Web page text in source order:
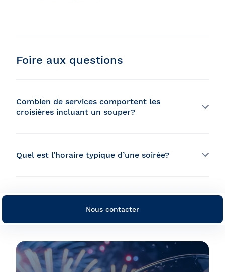
Foire aux questions
Combien de services comportent les
croisières incluant un souper?
choix entre un menu de 3 services et un menu de 5
services.
Quel est l’horaire typique d’une soirée?
Prenez le temps de vous installer confortablement
avant le départ.
19h00: Départ en croisière et repas
bistronomique
Nous contacter